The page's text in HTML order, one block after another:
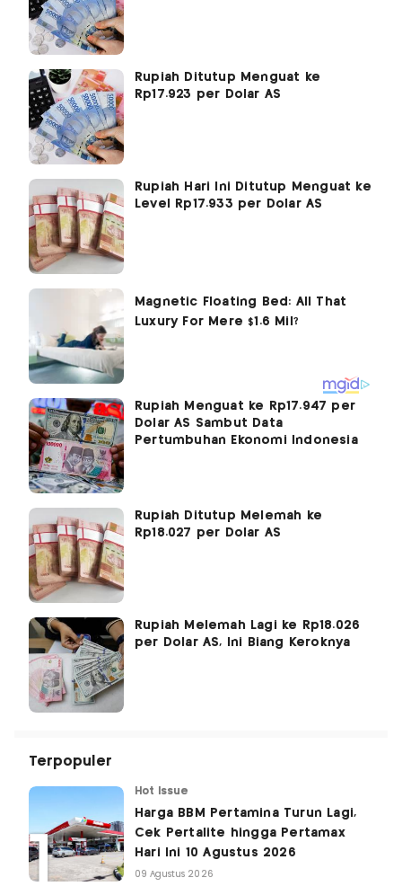
Rupiah Ditutup Menguat ke
Rp17.923 per Dolar AS
Rupiah Hari Ini Ditutup Menguat ke
Level Rp17.933 per Dolar AS
Rupiah Menguat ke Rp17.947 per
Dolar AS Sambut Data
Pertumbuhan Ekonomi Indonesia
Rupiah Ditutup Melemah ke
Rp18.027 per Dolar AS
Rupiah Melemah Lagi ke Rp18.026
per Dolar AS, Ini Biang Keroknya
Terpopuler
Hot Issue
Harga BBM Pertamina Turun Lagi,
Cek Pertalite hingga Pertamax
Hari Ini 10 Agustus 2026
09 Agustus 2026